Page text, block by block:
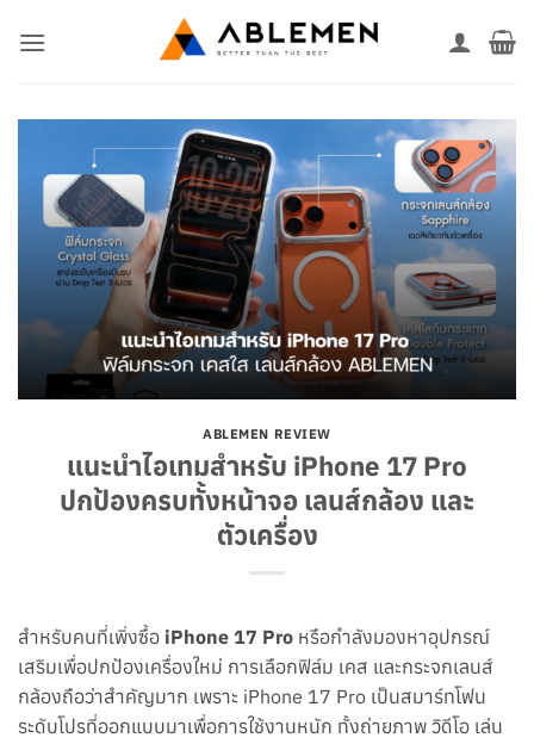
ABLEMEN REVIEW
แนะนำไอเทมสำหรับ iPhone 17 Pro
ปกป้องครบทั้งหน้าจอ เลนส์กล้อง และ
ตัวเครื่อง
สำหรับคนที่เพิ่งซื้อ iPhone 17 Pro หรือกำลังมองหาอุปกรณ์
เสริมเพื่อปกป้องเครื่องใหม่ การเลือกฟิล์ม เคส และกระจกเลนส์
กล้องถือว่าสำคัญมาก เพราะ iPhone 17 Pro เป็นสมาร์ทโฟน
ระดับโปรที่ออกแบบมาเพื่อการใช้งานหนัก ทั้งถ่ายภาพ วิดีโอ เล่น